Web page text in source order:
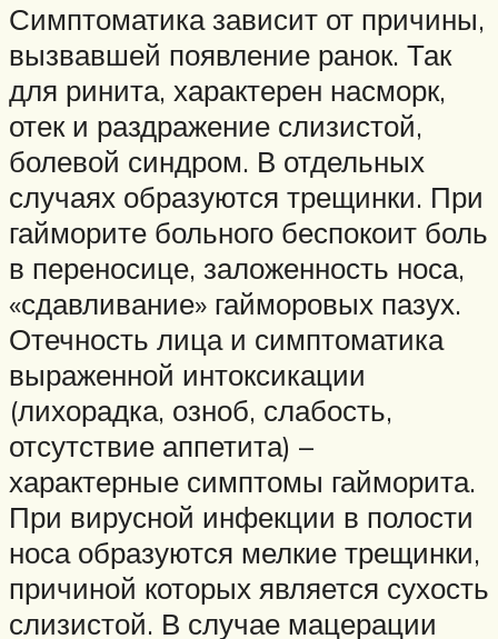
Симптоматика зависит от причины,
вызвавшей появление ранок. Так
для ринита, характерен насморк,
отек и раздражение слизистой,
болевой синдром. В отдельных
случаях образуются трещинки. При
гайморите больного беспокоит боль
в переносице, заложенность носа,
«сдавливание» гайморовых пазух.
Отечность лица и симптоматика
выраженной интоксикации
(лихорадка, озноб, слабость,
отсутствие аппетита) –
характерные симптомы гайморита.
При вирусной инфекции в полости
носа образуются мелкие трещинки,
причиной которых является сухость
слизистой. В случае мацерации